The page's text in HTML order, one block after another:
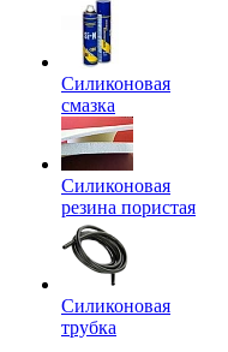
Силиконовая
смазка
Силиконовая
резина пористая
Силиконовая
трубка